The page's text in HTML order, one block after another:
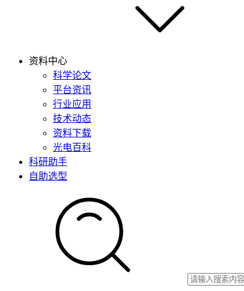
资料中心
科学论文
平台资讯
行业应用
技术动态
资料下载
光电百科
科研助手
自助选型